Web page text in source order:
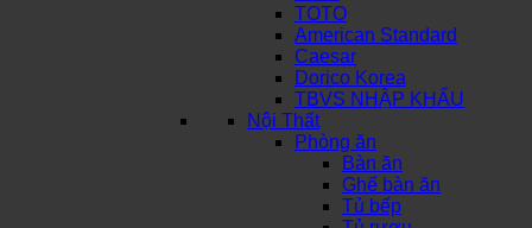
TOTO
American Standard
Caesar
Dorico Korea
TBVS NHẬP KHẨU
Nội Thất
Phòng ăn
Bàn ăn
Ghế bàn ăn
Tủ bếp